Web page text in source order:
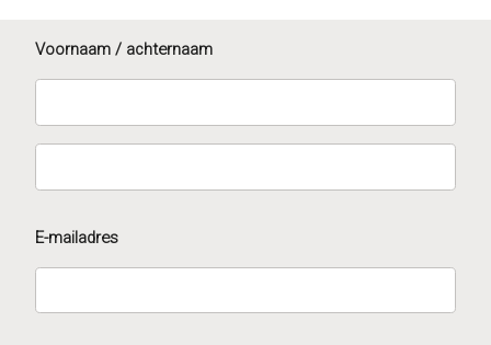
Voornaam / achternaam
E-mailadres